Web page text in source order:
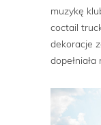
muzykę
coctail
dekoracje